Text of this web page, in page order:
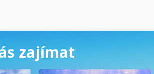
zajímat